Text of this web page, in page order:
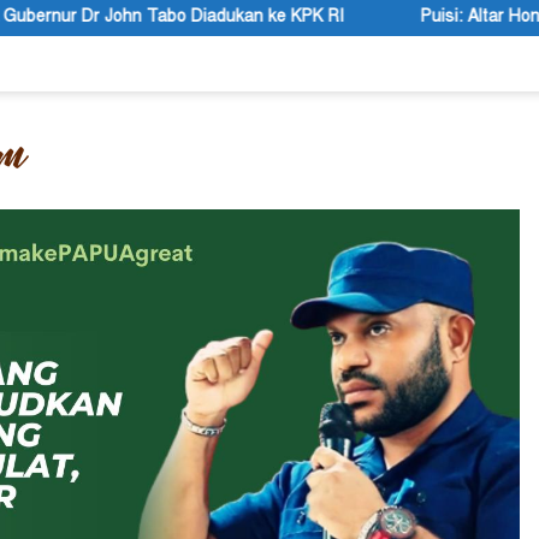
ke KPK RI Puisi: Altar Honai, Negara Suci, dan Utusan